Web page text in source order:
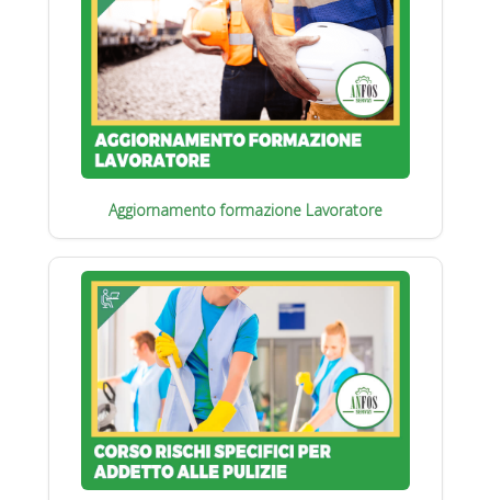
Aggiornamento formazione Lavoratore